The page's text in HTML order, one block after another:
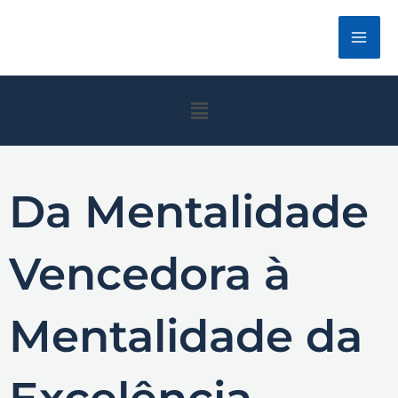
Menu
Da Mentalidade
Vencedora à
Mentalidade da